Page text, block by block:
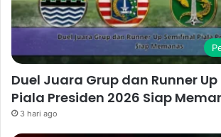
Duel Juara Grup dan Runner
Piala Presiden 2026 Siap
3 hari ago